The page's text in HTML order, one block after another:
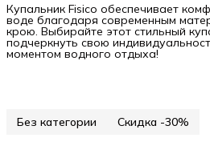
Купальник Fisico обеспечивает
воде благодаря современным
крою. Выбирайте этот стильный
подчеркнуть свою
моментом водного отдыха!
Без категории Скидка -30%